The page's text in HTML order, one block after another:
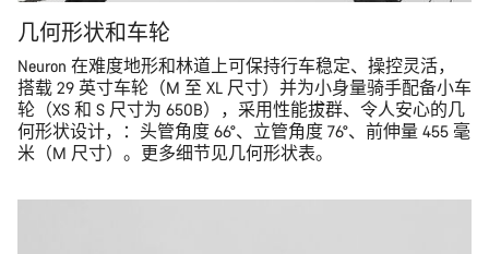
几何形状和车轮
Neuron 在难度地形和林道上可保持行车稳定、操控灵活，
搭载 29 英寸车轮（M 至 XL 尺寸）并为小身量骑手配备小车
轮（XS 和 S 尺寸为 650B），采用性能拔群、令人安心的几
何形状设计，：头管角度 66°、立管角度 76°、前伸量 455 毫
米（M 尺寸）。更多细节见几何形状表。